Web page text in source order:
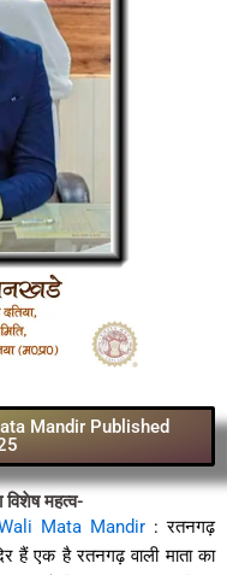
Mandir Published
विशेष महत्व-
Mata Mandir: रतनगढ़
हैं एक है रतनगढ़ वाली माता का